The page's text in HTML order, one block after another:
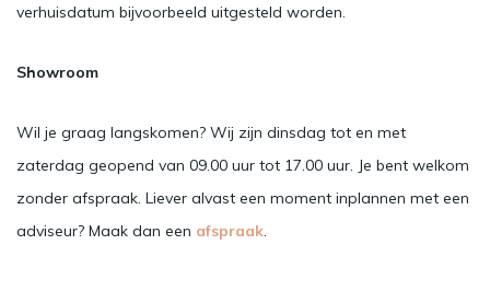
verhuisdatum bijvoorbeeld uitgesteld worden.
Showroom
Wil je graag langskomen? Wij zijn dinsdag tot en met
zaterdag geopend van 09.00 uur tot 17.00 uur. Je bent welkom
zonder afspraak. Liever alvast een moment inplannen met een
adviseur? Maak dan een afspraak.